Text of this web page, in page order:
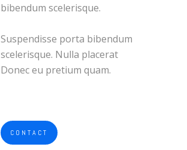
bibendum scelerisque.
Suspendisse porta bibendum
scelerisque. Nulla placerat
Donec eu pretium quam.
CONTACT